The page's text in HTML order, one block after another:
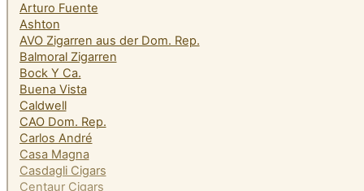
Arturo Fuente
Ashton
AVO Zigarren aus der Dom. Rep.
Balmoral Zigarren
Bock Y Ca.
Buena Vista
Caldwell
CAO Dom. Rep.
Carlos André
Casa Magna
Casdagli Cigars
Centaur Cigars